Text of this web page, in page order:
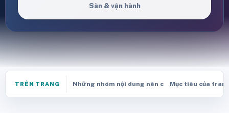
Sàn & vận hành
TRÊN TRANG Những nhóm nội dung nên chuẩn bị trước khi
Mục tiêu của